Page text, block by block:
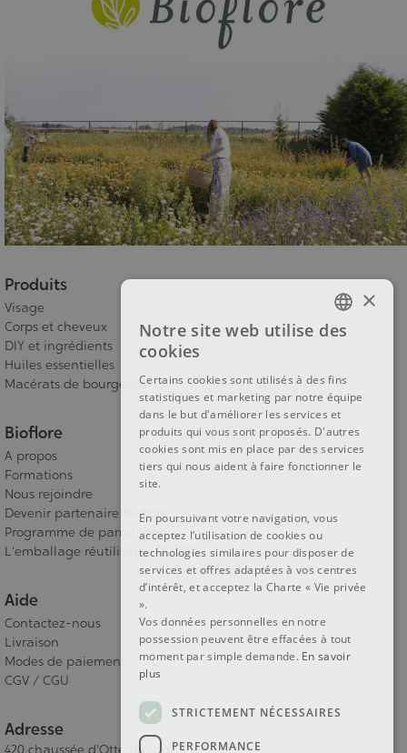
Produits
Visage
Corps et cheveux
DIY et ingrédients
Huiles essentielles
Macérats de bourgeons
Bioflore
A propos
Formations
Nous rejoindre
Devenir partenaire Bioflore
Programme de parrainage
L'emballage réutilisable RE-ZIP
Aide
Contactez-nous
Livraison
Modes de paiement
CGV / CGU
Adresse
420 chaussée d'Ottenbourg
FRENCH
ENGLISH
×
Notre site web utilise des
cookies
Certains cookies sont utilisés à des fins
statistiques et marketing par notre équipe
dans le but d'améliorer les services et
produits qui vous sont proposés. D'autres
cookies sont mis en place par des services
tiers qui nous aident à faire fonctionner le
site.
En poursuivant votre navigation, vous
acceptez l’utilisation de cookies ou
technologies similaires pour disposer de
services et offres adaptées à vos centres
d’intérêt, et acceptez la Charte « Vie privée
».
Vos données personnelles en notre
possession peuvent être effacées à tout
moment par simple demande. En savoir
plus
STRICTEMENT NÉCESSAIRES
PERFORMANCE